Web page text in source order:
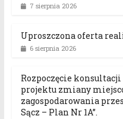
7 sierpnia 2026
Uproszczona oferta
6 sierpnia 2026
Rozpoczęcie konsultacji
projektu zmiany
zagospodarowania
Sącz – Plan Nr 1A”.